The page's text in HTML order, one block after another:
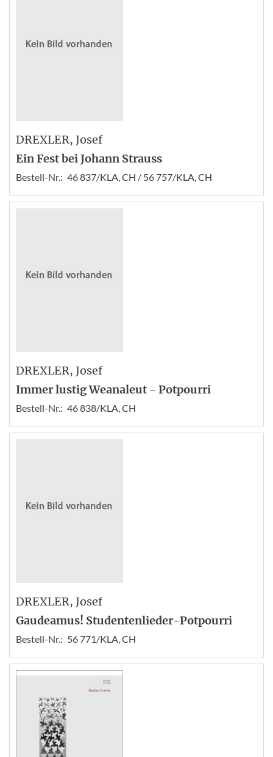
DREXLER, Josef
Ein Fest bei Johann Strauss
Bestell-Nr.: 46 837/KLA, CH / 56 757/KLA, CH
DREXLER, Josef
Immer lustig Weanaleut - Potpourri
Bestell-Nr.: 46 838/KLA, CH
DREXLER, Josef
Gaudeamus! Studentenlieder-Potpourri
Bestell-Nr.: 56 771/KLA, CH